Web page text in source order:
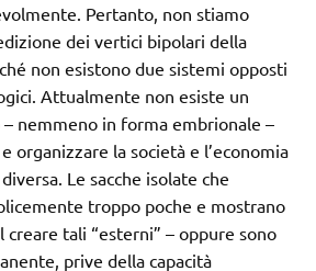
Pertanto, non stiamo
dei vertici bipolari della
non esistono due sistemi opposti
Attualmente non esiste un
nemmeno in forma embrionale –
organizzare la società e l’economia
Le sacche isolate che
troppo poche e mostrano
creare tali “esterni” – oppure sono
prive della capacità